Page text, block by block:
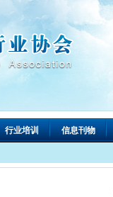
行业培训 信息刊物